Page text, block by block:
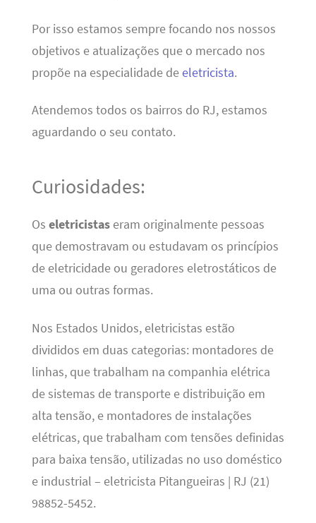
Por isso estamos sempre focando nos nossos
objetivos e atualizações que o mercado nos
propõe na especialidade deeletricista.
Atendemos todos os bairros do RJ, estamos
aguardando o seu contato.
Curiosidades:
Os eletricistaseram originalmente pessoas
que demostravam ou estudavam os princípios
de eletricidade ou geradores eletrostáticos de
uma ou outras formas.
Nos Estados Unidos, eletricistas estão
divididos em duas categorias: montadores de
linhas, que trabalham na companhia elétrica
de sistemas de transporte e distribuição em
alta tensão, e montadores de instalações
elétricas, que trabalham com tensões definidas
para baixa tensão, utilizadas no uso doméstico
e industrial – eletricista Pitangueiras | RJ (21)
98852-5452.